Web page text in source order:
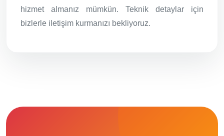
hizmet almanız mümkün. Teknik detaylar için
bizlerle iletişim kurmanızı bekliyoruz.